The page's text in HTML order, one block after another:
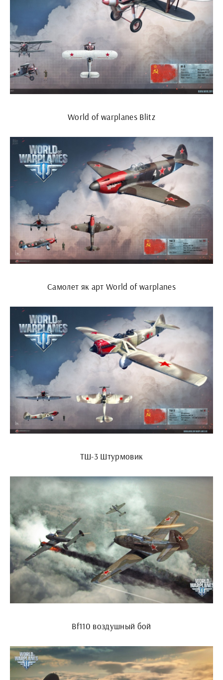
World of warplanes Blitz
Самолет як арт World of warplanes
ТШ-3 Штурмовик
Bf110 воздушный бой